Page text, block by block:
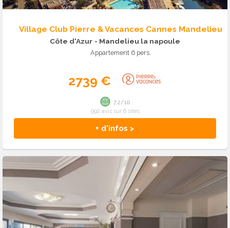
Village Club Pierre & Vacances Cannes Mandelieu
Côte d'Azur - Mandelieu la napoule
Appartement 6 pers.
2739 €
+ d'infos >
7.2/10
992 avis sur 6 sites